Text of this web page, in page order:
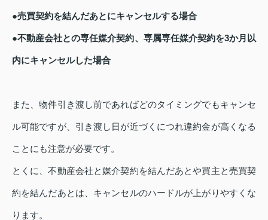
●売買契約を結んだあとにキャンセルする場合
●不動産会社との専任媒介契約、専属専任媒介契約を3か月以
内にキャンセルした場合
また、物件引き渡し前であればどのタイミングでもキャンセ
ル可能ですが、引き渡し日が近づくにつれ違約金が高くなる
ことにも注意が必要です。
とくに、不動産会社と媒介契約を結んだあとや買主と売買契
約を結んだあとは、キャンセルのハードルが上がりやすくな
ります。